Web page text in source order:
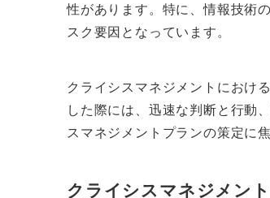
性があります。特に、情報技術
スク要因となっています。
クライシスマネジメントにおけ
した際には、迅速な判断と行動
スマネジメントプランの策定に
クライシスマネジメン